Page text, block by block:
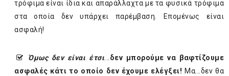
τρόφιμα είναι ίδια και απαράλλαχτα με τα φυσικά τρόφιμα
στα οποία δεν υπάρχει παρέμβαση. Επομένως είναι
ασφαλή!
Όμως δεν είναι έτσι...δεν μπορούμε να βαφτίζουμε
ασφαλές κάτι το οποίο δεν έχουμε ελέγξει! Μα...δεν θα